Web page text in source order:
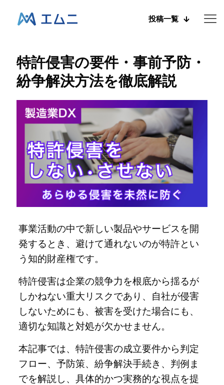
投稿一覧
特許侵害の要件・事前予防・
紛争解決方法を徹底解説
事業活動の中で新しい製品やサービスを開
発するとき、避けて通れないのが特許とい
う知的財産権です。
特許侵害は企業の競争力を根底から揺るが
しかねない重大リスクであり、自社が侵害
しないためにも、被害を受けた場合にも、
適切な知識と対処が欠かせません。
本記事では、特許侵害の成立要件から判定
フロー、予防策、紛争解決手続き、判例ま
でを解説し、具体的かつ実務的な視点を提